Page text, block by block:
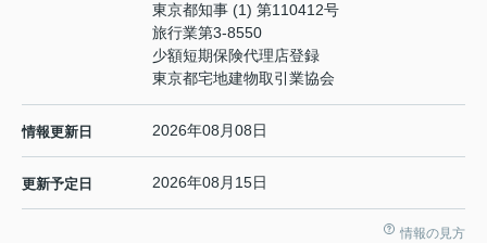
東京都知事 (1) 第110412号
旅行業第3-8550
少額短期保険代理店登録
東京都宅地建物取引業協会
情報更新日 2026年08月08日
更新予定日 2026年08月15日
情報の見方